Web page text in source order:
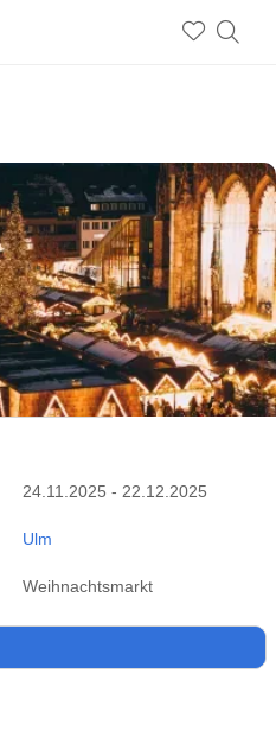
24.11.2025 - 22.12.2025
Ulm
Weihnachtsmarkt